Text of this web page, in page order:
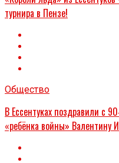
турнира в Пензе!
Общество
В Ессентуках поздравили с
«ребёнка войны» Валентину